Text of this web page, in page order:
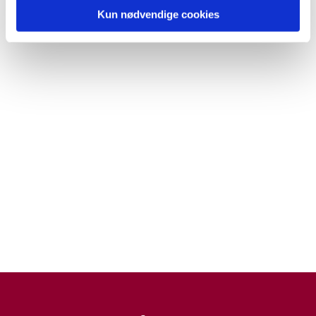
Kun nødvendige cookies